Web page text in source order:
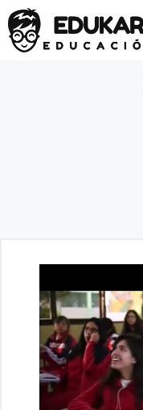
Saltar
al
contenido